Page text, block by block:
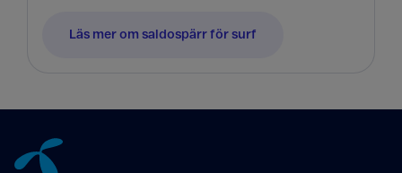
Läs mer om saldospärr för surf